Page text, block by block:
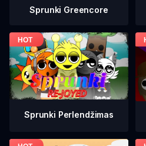
Sprunki Greencore
Sprunki Perlendžimas